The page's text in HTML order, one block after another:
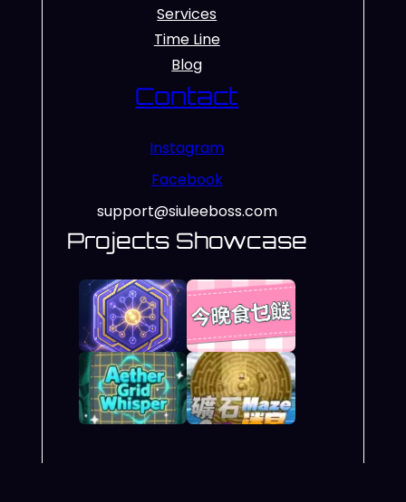
Services
Time Line
Blog
Contact
Instagram
Facebook
support@siuleeboss.com
Projects Showcase